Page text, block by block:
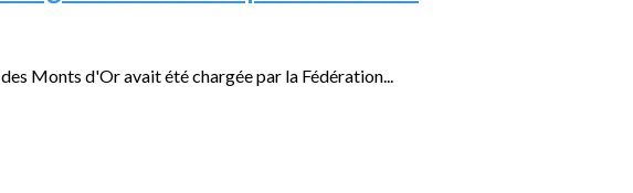
Monts d'Or avait été chargée par la Fédération...